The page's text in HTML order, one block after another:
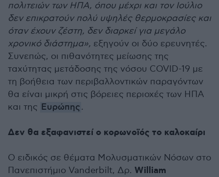
πολιτειών των ΗΠΑ, όπου μέχρι και τον Ιούλιο
δεν επικρατούν πολύ υψηλές θερμοκρασίες και
όταν έχουν ζέστη, δεν διαρκεί για μεγάλο
χρονικό διάστημα», εξηγούν οι δύο ερευνητές.
Συνεπώς, οι πιθανότητες μείωσης της
ταχύτητας μετάδοσης της νόσου COVID-19 με
τη βοήθεια των περιβαλλοντικών παραγόντων
θα είναι μικρή στις βόρειες περιοχές των ΗΠΑ
και της Ευρώπης.
Δεν θα εξαφανιστεί ο κορωνοϊός το καλοκαίρι
Ο ειδικός σε θέματα Μολυσματικών Νόσων στο
Πανεπιστήμιο Vanderbilt, Δρ. William